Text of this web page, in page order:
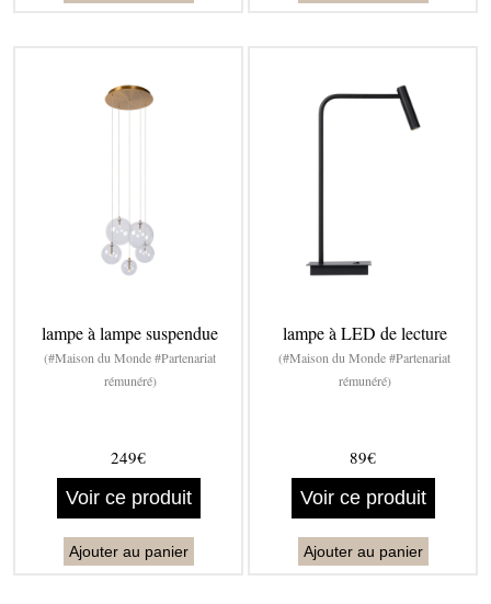
lampe à lampe suspendue
(#Maison du Monde #Partenariat
rémunéré)
249€
Voir ce produit
Ajouter au panier
lampe à LED de lecture
(#Maison du Monde #Partenariat
rémunéré)
89€
Voir ce produit
Ajouter au panier